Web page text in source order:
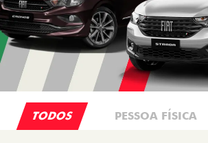
TODOS PESSOA FÍSICA